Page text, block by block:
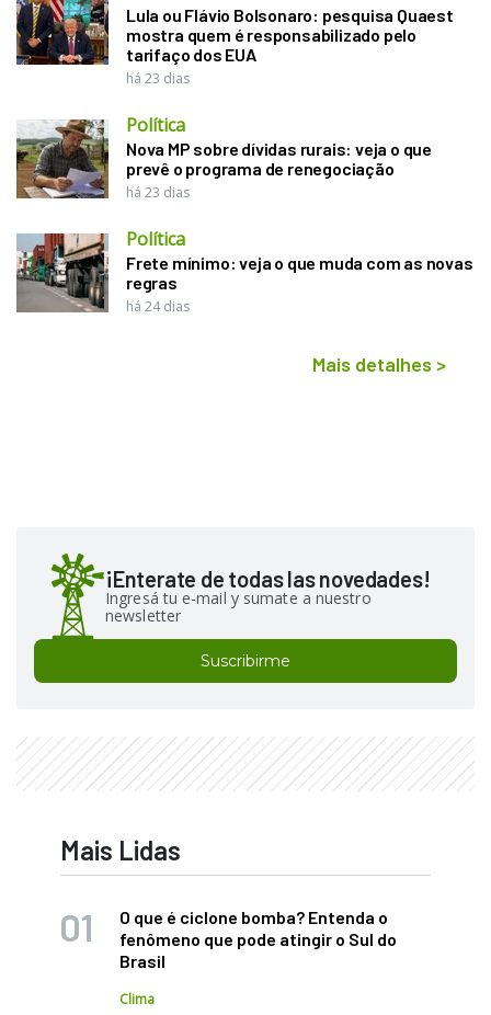
Lula ou Flávio Bolsonaro: pesquisa Quaest
mostra quem é responsabilizado pelo
tarifaço dos EUA
há 23 dias
Política
Nova MP sobre dívidas rurais: veja o que
prevê o programa de renegociação
há 23 dias
Política
Frete mínimo: veja o que muda com as novas
regras
há 24 dias
Mais detalhes >
¡Enterate de todas las novedades!
Ingresá tu e-mail y sumate a nuestro
newsletter
Suscribirme
Mais Lidas
O que é ciclone bomba? Entenda o
fenômeno que pode atingir o Sul do
Brasil
Clima